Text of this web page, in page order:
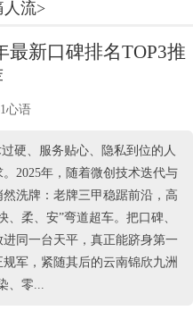
人流>
最新口碑排名TOP3推
心语
硬、服务贴心、隐私到位的人
2025年，随着微创技术迭代与
洗牌：老牌三甲稳踞前沿，高
柔、安”弯道超车。把口碑、
同一台天平，真正能跻身第一
军，紧随其后的云南锦欣九洲
、零...